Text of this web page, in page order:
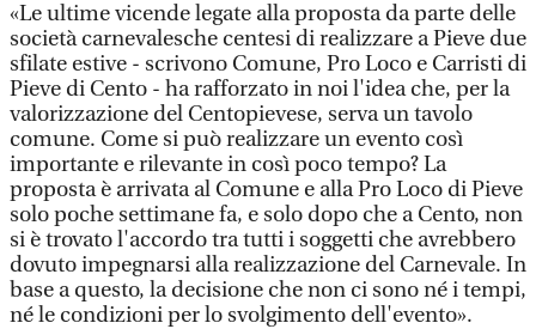
«Le ultime vicende legate alla proposta da parte delle
società carnevalesche centesi di realizzare a Pieve due
sfilate estive - scrivono Comune, Pro Loco e Carristi di
Pieve di Cento - ha rafforzato in noi l'idea che, per la
valorizzazione del Centopievese, serva un tavolo
comune. Come si può realizzare un evento così
importante e rilevante in così poco tempo? La
proposta è arrivata al Comune e alla Pro Loco di Pieve
solo poche settimane fa, e solo dopo che a Cento, non
si è trovato l'accordo tra tutti i soggetti che avrebbero
dovuto impegnarsi alla realizzazione del Carnevale. In
base a questo, la decisione che non ci sono né i tempi,
né le condizioni per lo svolgimento dell'evento».